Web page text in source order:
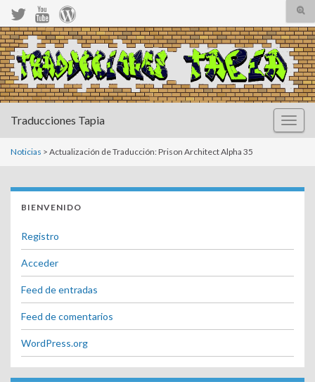
de
Search for:
Traducciones Tapia
Noticias > Actualización de Traducción: Prison Architect Alpha 35
BIENVENIDO
Registro
Acceder
Feed de entradas
Feed de comentarios
WordPress.org